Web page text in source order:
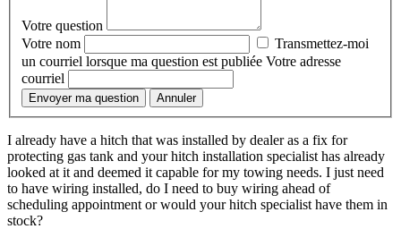
Votre question
Votre nom
Transmettez-moi
un courriel lorsque ma question est publiée Votre adresse
courriel
Envoyer ma question Annuler
I already have a hitch that was installed by dealer as a fix for
protecting gas tank and your hitch installation specialist has already
looked at it and deemed it capable for my towing needs. I just need
to have wiring installed, do I need to buy wiring ahead of
scheduling appointment or would your hitch specialist have them in
stock?